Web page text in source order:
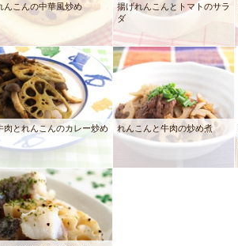
んこんの中華風炒め
揚げれんこんとトマトのサラ
ダ
肉とれんこんのカレー炒め れんこんと牛肉の炒め煮